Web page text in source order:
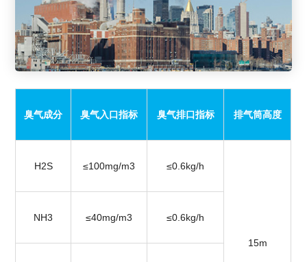
臭气成分 臭气入口指标 臭气排口指标 排气筒高度
H2S ≤100mg/m3 ≤0.6kg/h
15m
NH3 ≤40mg/m3 ≤0.6kg/h